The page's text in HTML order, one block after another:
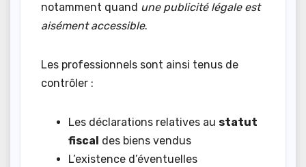
notamment quand une publicité légale est
aisément accessible.
Les professionnels sont ainsi tenus de
contrôler :
Les déclarations relatives au statut
fiscal des biens vendus
L’existence d’éventuelles